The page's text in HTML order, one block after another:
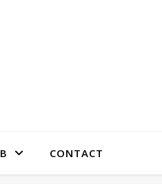
CONTACT